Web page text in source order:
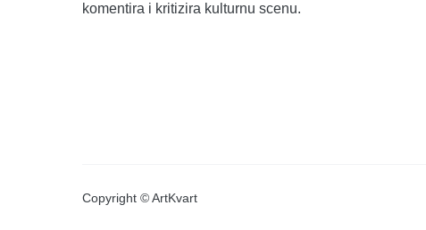
komentira i kritizira kulturnu scenu.
Copyright © ArtKvart